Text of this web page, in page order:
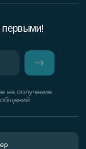
первыми!
на получение